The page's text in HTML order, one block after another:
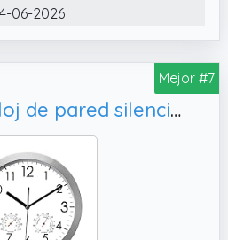
de estar.
Todo lo que tienes
una sola batería AA
carbono) y está listo
la pared de tu cocina
tranquilo y
reloj de pared
06-2026
Mejor #7
WOOPHEN Reloj de pared silencioso de 12 pulgadas, sala de